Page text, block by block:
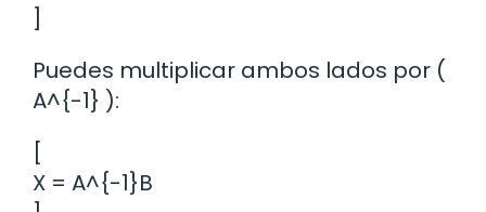
]
Puedes multiplicar ambos lados por (
A^{-1} ):
[
X = A^{-1}B